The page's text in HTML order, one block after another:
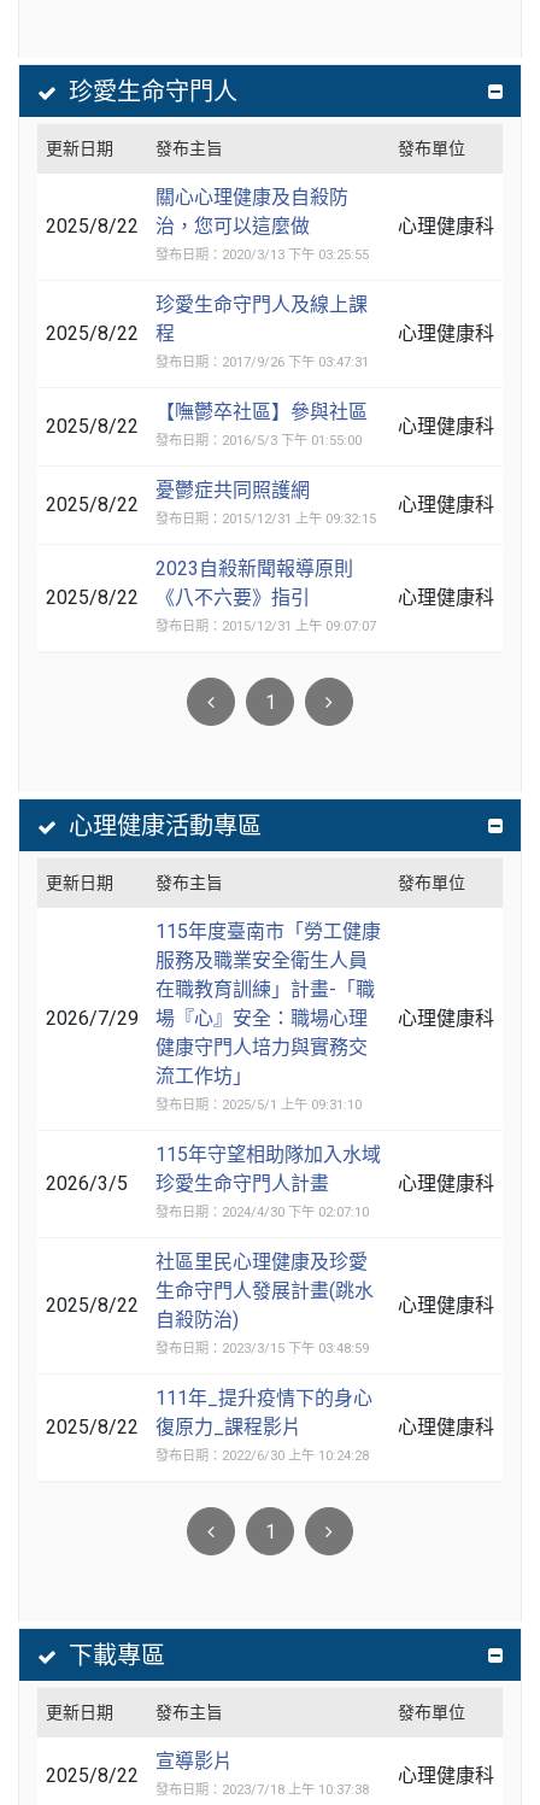
珍愛生命守門人
更新日期 發布主旨 發布單位
2025/8/22
關心心理健康及自殺防
治，您可以這麼做
發布日期：2020/3/13 下午 03:25:55
心理健康科
2025/8/22
珍愛生命守門人及線上課
程
發布日期：2017/9/26 下午 03:47:31
心理健康科
2025/8/22
【嘸鬱卒社區】參與社區
發布日期：2016/5/3 下午 01:55:00
心理健康科
2025/8/22
憂鬱症共同照護網
發布日期：2015/12/31 上午 09:32:15
心理健康科
2025/8/22
2023自殺新聞報導原則
《八不六要》指引
發布日期：2015/12/31 上午 09:07:07
心理健康科
1
心理健康活動專區
更新日期 發布主旨 發布單位
2026/7/29
115年度臺南市「勞工健康
服務及職業安全衛生人員
在職教育訓練」計畫-「職
場『心』安全：職場心理
健康守門人培力與實務交
流工作坊」
發布日期：2025/5/1 上午 09:31:10
心理健康科
2026/3/5
115年守望相助隊加入水域
珍愛生命守門人計畫
發布日期：2024/4/30 下午 02:07:10
心理健康科
2025/8/22
社區里民心理健康及珍愛
生命守門人發展計畫(跳水
自殺防治)
發布日期：2023/3/15 下午 03:48:59
心理健康科
2025/8/22
111年_提升疫情下的身心
復原力_課程影片
發布日期：2022/6/30 上午 10:24:28
心理健康科
1
下載專區
更新日期 發布主旨 發布單位
2025/8/22
宣導影片
發布日期：2023/7/18 上午 10:37:38
心理健康科